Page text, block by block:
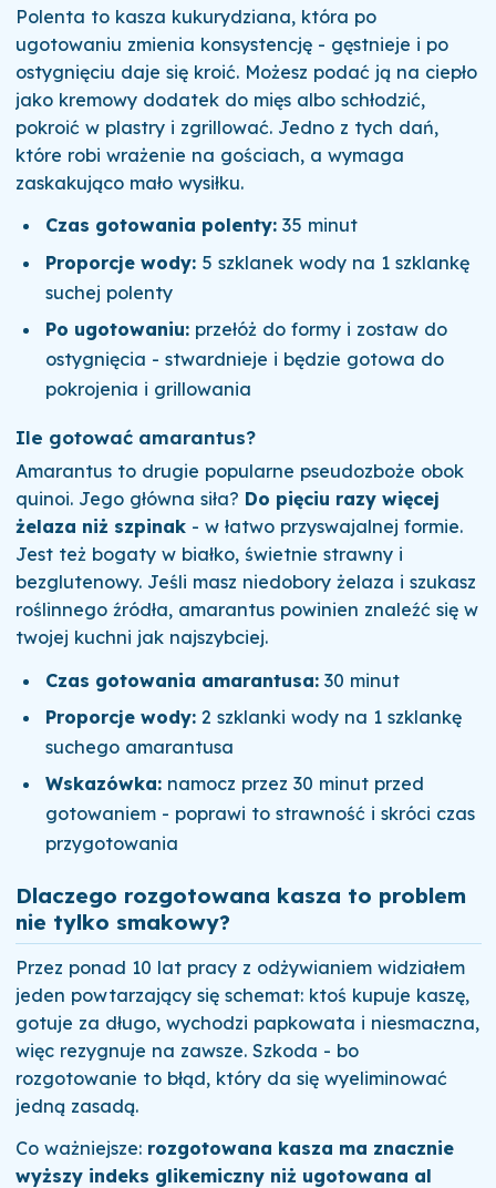
Polenta to kasza kukurydziana, która po
ugotowaniu zmienia konsystencję - gęstnieje i po
ostygnięciu daje się kroić. Możesz podać ją na ciepło
jako kremowy dodatek do mięs albo schłodzić,
pokroić w plastry i zgrillować. Jedno z tych dań,
które robi wrażenie na gościach, a wymaga
zaskakująco mało wysiłku.
Czas gotowania polenty: 35 minut
Proporcje wody: 5 szklanek wody na 1 szklankę
suchej polenty
Po ugotowaniu: przełóż do formy i zostaw do
ostygnięcia - stwardnieje i będzie gotowa do
pokrojenia i grillowania
Ile gotować amarantus?
Amarantus to drugie popularne pseudozboże obok
quinoi. Jego główna siła? Do pięciu razy więcej
żelaza niż szpinak- w łatwo przyswajalnej formie.
Jest też bogaty w białko, świetnie strawny i
bezglutenowy. Jeśli masz niedobory żelaza i szukasz
roślinnego źródła, amarantus powinien znaleźć się w
twojej kuchni jak najszybciej.
Czas gotowania amarantusa: 30 minut
Proporcje wody: 2 szklanki wody na 1 szklankę
suchego amarantusa
Wskazówka: namocz przez 30 minut przed
gotowaniem - poprawi to strawność i skróci czas
przygotowania
Dlaczego rozgotowana kasza to problem
nie tylko smakowy?
Przez ponad 10 lat pracy z odżywianiem widziałem
jeden powtarzający się schemat: ktoś kupuje kaszę,
gotuje za długo, wychodzi papkowata i niesmaczna,
więc rezygnuje na zawsze. Szkoda - bo
rozgotowanie to błąd, który da się wyeliminować
jedną zasadą.
Co ważniejsze: rozgotowana kasza ma znacznie
wyższy indeks glikemiczny niż ugotowana al